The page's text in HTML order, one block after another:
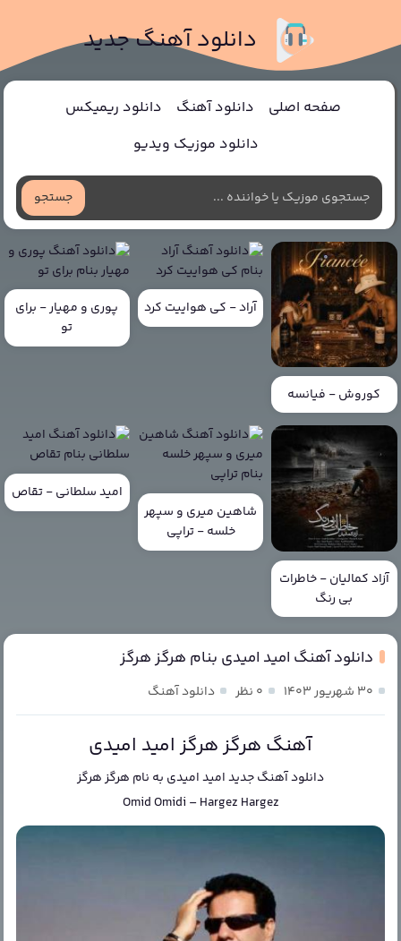
دانلود آهنگ جدید
صفحه اصلی دانلود آهنگ
دانلود ریمیکس
دانلود موزیک ویدیو
جستجو
کوروش - فیانسه
آراد - کی هواییت کرد
پوری و مهیار - برای
تو
آزاد کمالیان - خاطرات
بی رنگ
شاهین میری و سپهر
خلسه - تراپی
امید سلطانی - تقاص
دانلود آهنگ امید امیدی بنام هرگز هرگز
۳۰ شهریور ۱۴۰۳ ۰ نظر دانلود آهنگ
آهنگ هرگز هرگز امید امیدی
دانلود آهنگ جدیدامید امیدی به نام هرگز هرگز
Omid Omidi –Hargez Hargez